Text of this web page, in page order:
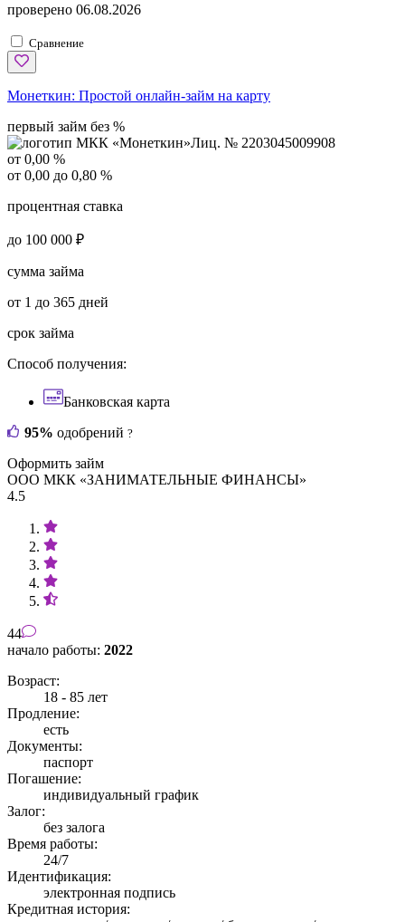
проверено 06.08.2026
Сравнение
Монеткин: Простой онлайн-займ на карту
первый займ без %
Лиц. № 2203045009908
от 0,00 %
от 0,00 до 0,80 %
процентная ставка
до 100 000 ₽
сумма займа
от 1 до 365 дней
срок займа
Способ получения:
Банковская карта
95% одобрений ?
Оформить займ
ООО МКК «ЗАНИМАТЕЛЬНЫЕ ФИНАНСЫ»
4.5
44
начало работы: 2022
Возраст:
18 - 85 лет
Продление:
есть
Документы:
паспорт
Погашение:
индивидуальный график
Залог:
без залога
Время работы:
24/7
Идентификация:
электронная подпись
Кредитная история: